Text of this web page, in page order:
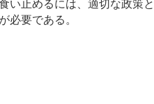
い止めるには、適切な政策
必要である。